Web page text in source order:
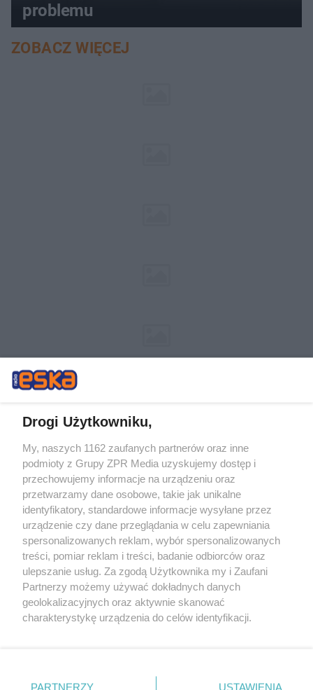
problemu
ZOBACZ WIĘCEJ
Żaden utwór zamieszczony w serwisie nie może być powielany i
rozpowszechniany lub dalej rozpowszechniany w jakikolwiek sposób (w
tym także elektroniczny lub mechaniczny) na jakimkolwiek polu
eksploatacji w jakiejkolwiek formie, włącznie z umieszczaniem w
Internecie bez pisemnej zgody właściciela praw. Jakiekolwiek użycie lub
wykorzystanie utworów w całości lub w części z naruszeniem prawa,
tzn. bez właściwej zgody, jest zabronione pod groźbą kary i może być
ścigane prawnie.
Drogi Użytkowniku,
My, naszych 1162 zaufanych partnerów oraz inne
podmioty z Grupy ZPR Media uzyskujemy dostęp i
przechowujemy informacje na urządzeniu oraz
przetwarzamy dane osobowe, takie jak unikalne
identyfikatory, standardowe informacje wysyłane przez
urządzenie czy dane przeglądania w celu zapewniania
spersonalizowanych reklam, wybór spersonalizowanych
treści, pomiar reklam i treści, badanie odbiorców oraz
ulepszanie usług. Za zgodą Użytkownika my i Zaufani
Partnerzy możemy używać dokładnych danych
geolokalizacyjnych oraz aktywnie skanować
charakterystykę urządzenia do celów identyfikacji.
zmienić/wycofać klikając przycisk ustawień prywatności
PARTNERZY USTAWIENIA